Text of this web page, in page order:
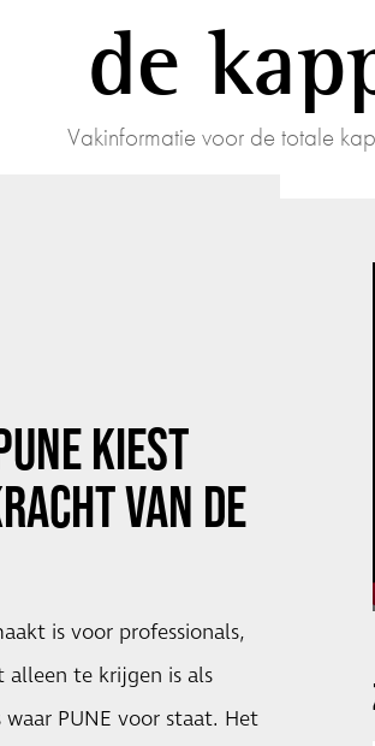
de
Vakinformatie voor de totale
KIEST
VAN DE
is voor professionals,
te krijgen is als
PUNE voor staat. Het